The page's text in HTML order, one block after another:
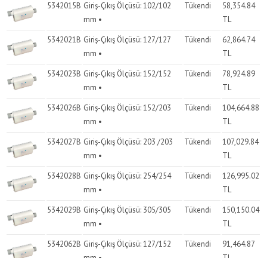
5342015B Giriş-Çıkış Ölçüsü: 102/102
mm •
Tükendi
58,354.84
TL
5342021B Giriş-Çıkış Ölçüsü: 127/127
mm •
Tükendi
62,864.74
TL
5342023B Giriş-Çıkış Ölçüsü: 152/152
mm •
Tükendi
78,924.89
TL
5342026B Giriş-Çıkış Ölçüsü: 152/203
mm •
Tükendi
104,664.88
TL
5342027B Giriş-Çıkış Ölçüsü: 203 /203
mm •
Tükendi
107,029.84
TL
5342028B Giriş-Çıkış Ölçüsü: 254/254
mm •
Tükendi
126,995.02
TL
5342029B Giriş-Çıkış Ölçüsü: 305/305
mm •
Tükendi
150,150.04
TL
5342062B Giriş-Çıkış Ölçüsü: 127/152
Tükendi
91,464.87